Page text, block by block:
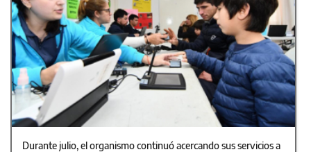
Durante julio, el organismo continuó acercando sus servicios a